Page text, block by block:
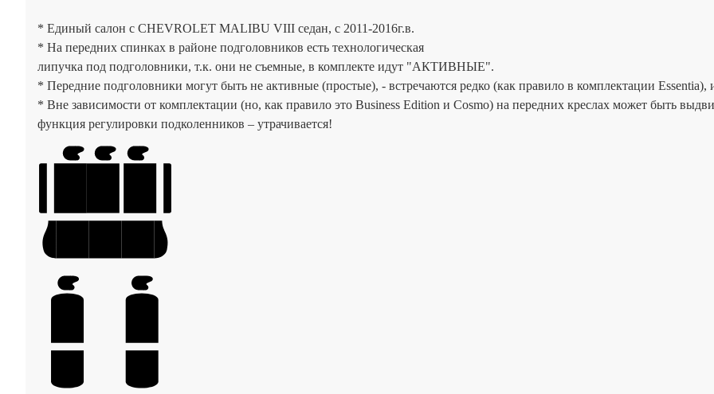
* Единый салон с CHEVROLET MALIBU VIII седан, с 2011-2016г.в.
* На передних спинках в районе подголовников есть технологическая
липучка под подголовники, т.к. они не съемные, в комплекте идут "АКТИВНЫЕ".
* Передние подголовники могут быть не активные (простые), - встречаются редко (как правило в комплектации Essentia),
* Вне зависимости от комплектации (но, как правило это Business Edition и Cosmo) на передних креслах может быть
функция регулировки подколенников – утрачивается!